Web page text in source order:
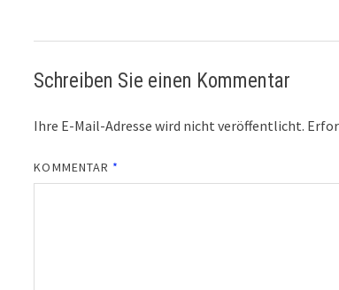
Schreiben Sie einen Kommentar
Ihre E-Mail-Adresse wird nicht veröffentlicht.
KOMMENTAR *